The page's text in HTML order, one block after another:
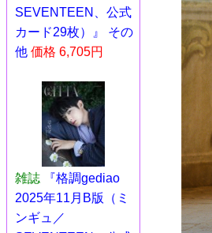
SEVENTEEN、公式
カード29枚）』 その
他 価格 6,705円
雑誌
『格調gediao
2025年11月B版（ミ
ンギュ／